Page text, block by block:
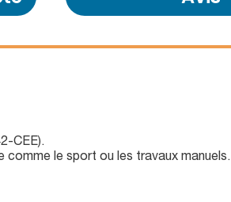
CEE).
comme le sport ou les travaux manuels.